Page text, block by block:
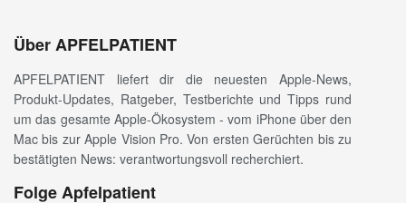
Über APFELPATIENT
APFELPATIENT liefert dir die neuesten Apple-News,
Produkt-Updates, Ratgeber, Testberichte und Tipps rund
um das gesamte Apple-Ökosystem - vom iPhone über den
Mac bis zur Apple Vision Pro. Von ersten Gerüchten bis zu
bestätigten News: verantwortungsvoll recherchiert.
Folge Apfelpatient